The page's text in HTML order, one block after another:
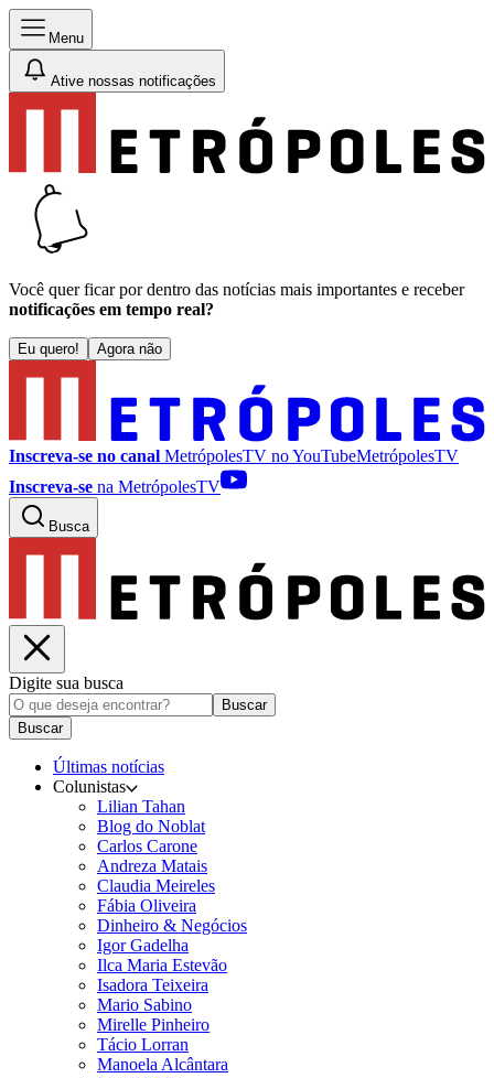
Menu
Ative nossas notificações
Você quer ficar por dentro das notícias mais importantes e receber
notificações em tempo real?
Eu quero! Agora não
Inscreva-se no canal MetrópolesTV noYouTubeMetrópolesTV
Inscreva-se na MetrópolesTV
Busca
Digite sua busca
Buscar
Buscar
Últimas notícias
Colunistas
Lilian Tahan
Blog do Noblat
Carlos Carone
Andreza Matais
Claudia Meireles
Fábia Oliveira
Dinheiro & Negócios
Igor Gadelha
Ilca Maria Estevão
Isadora Teixeira
Mario Sabino
Mirelle Pinheiro
Tácio Lorran
Manoela Alcântara